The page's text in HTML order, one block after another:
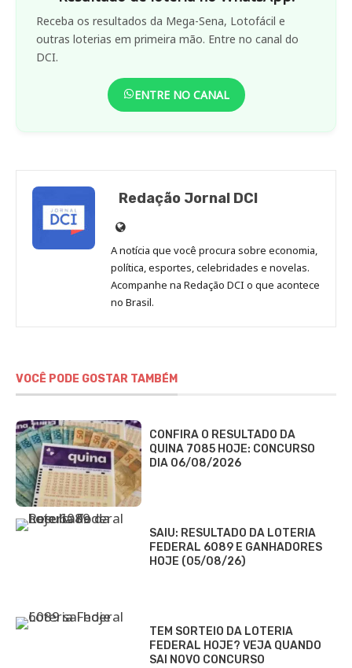
Receba os resultados da Mega-Sena, Lotofácil e
outras loterias em primeira mão. Entre no canal do
DCI.
ENTRE NO CANAL
Redação Jornal DCI
Site
de
Redação
Jornal
DCI
A notícia que você procura sobre economia,
política, esportes, celebridades e novelas.
Acompanhe na Redação DCI o que acontece
no Brasil.
VOCÊ PODE GOSTAR TAMBÉM
CONFIRA O RESULTADO DA
QUINA 7085 HOJE: CONCURSO
DIA 06/08/2026
SAIU: RESULTADO DA LOTERIA
FEDERAL 6089 E GANHADORES
HOJE (05/08/26)
TEM SORTEIO DA LOTERIA
FEDERAL HOJE? VEJA QUANDO
SAI NOVO CONCURSO